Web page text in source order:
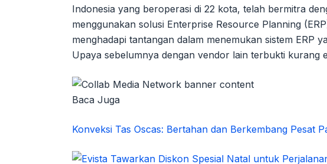
o
k
r
p
p
a
m
n
k
Indonesia yang beroperasi di 22 kota, telah bermitra
menggunakan solusi Enterprise Resource Planning
menghadapi tantangan dalam menemukan sistem ERP
Upaya sebelumnya dengan vendor lain terbukti kurang
Baca Juga
Konveksi Tas Oscas: Bertahan dan Berkembang Pesat